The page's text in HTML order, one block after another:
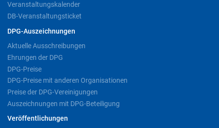
Veranstaltungskalender
DB-Veranstaltungsticket
DPG-Auszeichnungen
Aktuelle Ausschreibungen
Ehrungen der DPG
DPG-Preise
DPG-Preise mit anderen Organisationen
Preise der DPG-Vereinigungen
Auszeichnungen mit DPG-Beteiligung
Veröffentlichungen